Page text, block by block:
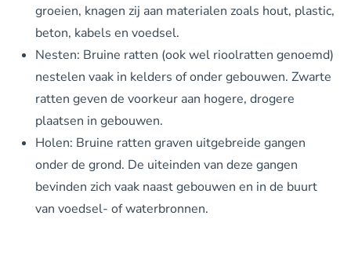
groeien, knagen zij aan materialen zoals hout, plastic,
beton, kabels en voedsel.
Nesten: Bruine ratten (ook wel rioolratten genoemd)
nestelen vaak in kelders of onder gebouwen. Zwarte
ratten geven de voorkeur aan hogere, drogere
plaatsen in gebouwen.
Holen: Bruine ratten graven uitgebreide gangen
onder de grond. De uiteinden van deze gangen
bevinden zich vaak naast gebouwen en in de buurt
van voedsel- of waterbronnen.